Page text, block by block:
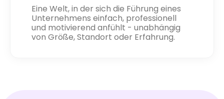
Eine Welt, in der sich die Führung eines
Unternehmens einfach, professionell
und motivierend anfühlt - unabhängig
von Größe, Standort oder Erfahrung.